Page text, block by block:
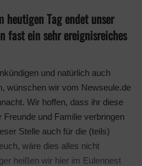
Tag endet unser
fast ein sehr ereignisreiches
und natürlich auch
wünschen wir vom Newseule.de
Wir hoffen, dass ihr diese
und Familie verbringen
Stelle auch für die (teils)
wäre dies alles nicht
heißen wir hier im Eulennest